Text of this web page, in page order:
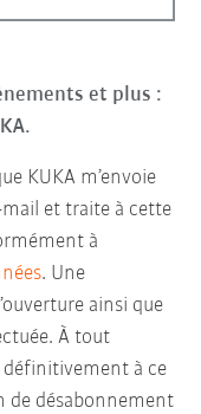
et plus :
KUKA m’envoie
et traite à cette
à
. Une
ainsi que
À tout
à ce
de désabonnement